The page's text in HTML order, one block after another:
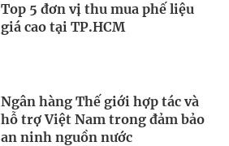
Top 5 đơn vị thu mua phế liệu
giá cao tại TP.HCM
Ngân hàng Thế giới hợp tác và
hỗ trợ Việt Nam trong đảm bảo
an ninh nguồn nước